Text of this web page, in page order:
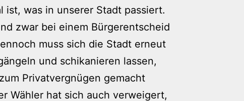
ist, was in unserer Stadt passiert.
zwar bei einem Bürgerentscheid
muss sich die Stadt erneut
und schikanieren lassen,
Privatvergnügen gemacht
Wähler hat sich auch verweigert,